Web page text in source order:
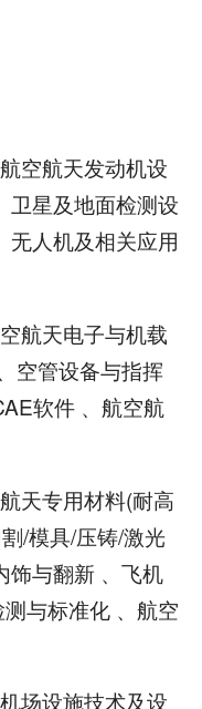
航天发动机设
卫星及地面检测设
无人机及相关应用
天电子与机载
空管设备与指挥
软件 、航空航
专用材料(耐高
/模具/压铸/激光
饰与翻新 、飞机
与标准化 、航空
设施技术及设